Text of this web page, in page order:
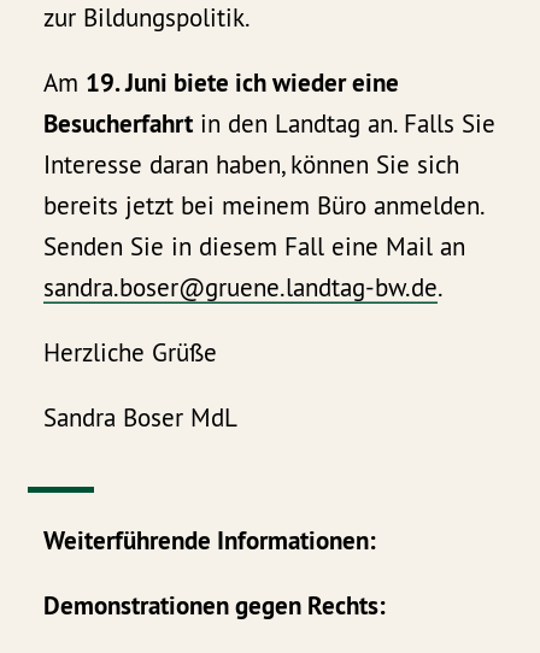
zur Bildungspolitik.
Am 19. Juni biete ich wieder eine
Besucherfahrt in den Landtag an. Falls Sie
Interesse daran haben, können Sie sich
bereits jetzt bei meinem Büro anmelden.
Senden Sie in diesem Fall eine Mail an
sandra.boser@gruene.landtag-bw.de.
Herzliche Grüße
Sandra Boser MdL
Weiterführende Informationen:
Demonstrationen gegen Rechts: